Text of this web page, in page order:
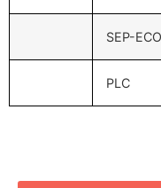
SEP-ECO
PLC